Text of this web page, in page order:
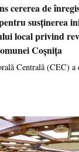
cererea de
susținerea
local privind
Coșnița
Centrală (CEC) a